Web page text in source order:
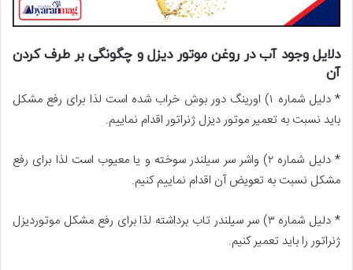
دلایل وجود آب در روغن موتور دیزل و چگونگی بر طرف کردن
آن
* دلیل شماره ۱) اورینگ دور بوش خراب شده است لذا برای رفع مشکل
باید نسبت به تعمیر موتور دیزل ژنراتور اقدام نماییم.
* دلیل شماره ۲) واشر سر سیلندر سوخته و یا معیوب است لذا برای رفع
مشکل نسبت به تعویض آن اقدام نماییم کنیم.
* دلیل شماره ۳) سر سیلندر تاب برداشته لذا برای رفع مشکل موتوردیزل
ژنراتور را باید تعمیر کنیم.